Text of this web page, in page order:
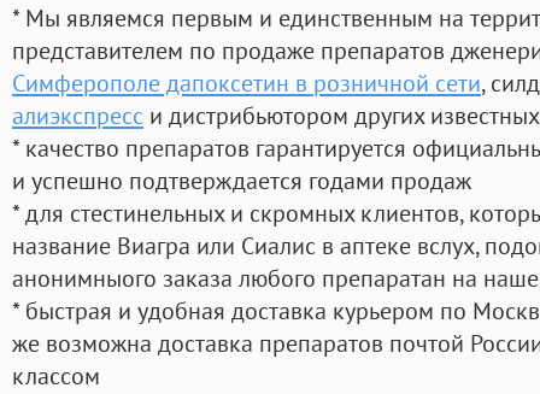
* Мы являемся первым и единственным на
представителем по продаже препаратов
Симферополе дапоксетин в розничной сети,
алиэкспресс и дистрибьютором других
* качество препаратов гарантируется
и успешно подтверждается годами продаж
* для стестинельных и скромных клиентов,
название Виагра или Сиалис в аптеке вслух,
анонимныого заказа любого препаратан на
* быстрая и удобная доставка курьером по
же возможна доставка препаратов почтой
классом